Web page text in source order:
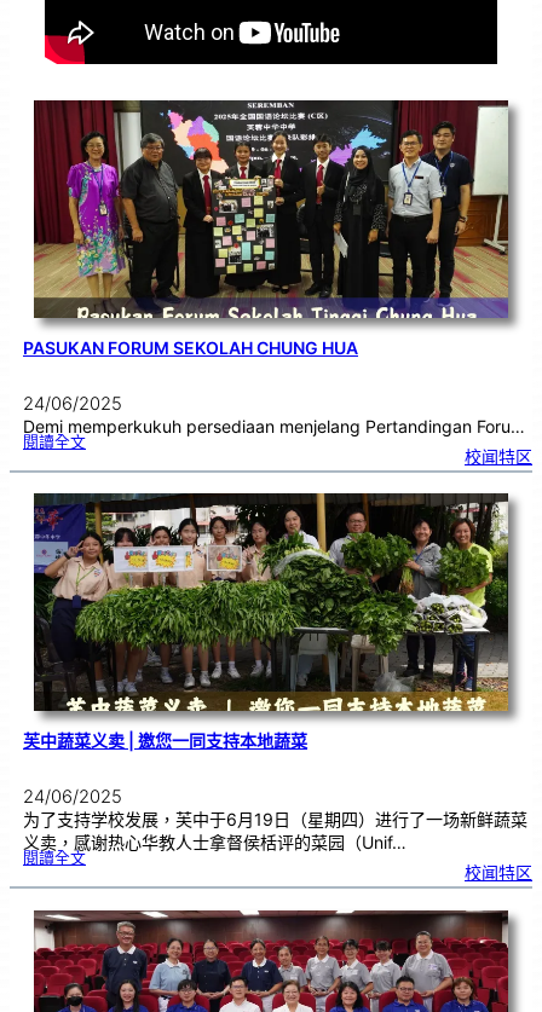
PASUKAN FORUM SEKOLAH CHUNG HUA
24/06/2025
Demi memperkukuh persediaan menjelang Pertandingan Foru…
閱讀全文:
P
u
a
n
F
o
r
u
m
S
e
k
o
la
h
C
h
u
n
g
ua
校闻特区
芙中蔬菜义卖 | 邀您一同支持本地蔬菜
24/06/2025
为了支持学校发展，芙中于6月19日（星期四）进行了一场新鲜蔬菜
义卖，感谢热心华教人士拿督侯栝评的菜园（Unif…
閱讀全文:芙
蔬
菜
卖
|邀
您
一
同
支
持
本
地
蔬
菜
校闻特区